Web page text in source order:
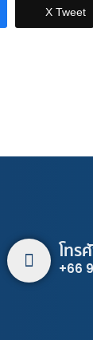
X Tweet
โทร
+66